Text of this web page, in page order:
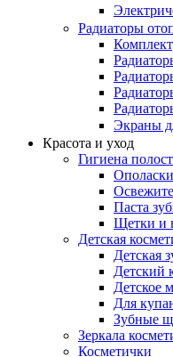
Радиаторы
Экраны
Красота и уход
Гигиена
Паста
Щетки и
Детская
Детская
Детский
Детское
Для
Зубные
Зеркала
Косметички